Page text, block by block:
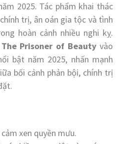
2025. Tác phẩm khai thác
trị, ân oán gia tộc và tình
hoàn cảnh nhiều nghi kỵ.
The Prisoner of Beauty vào
bật năm 2025, nhấn mạnh
bối cảnh phản bội, chính trị
xen quyền mưu.